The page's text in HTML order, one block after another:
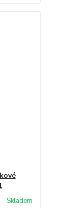
Skladem